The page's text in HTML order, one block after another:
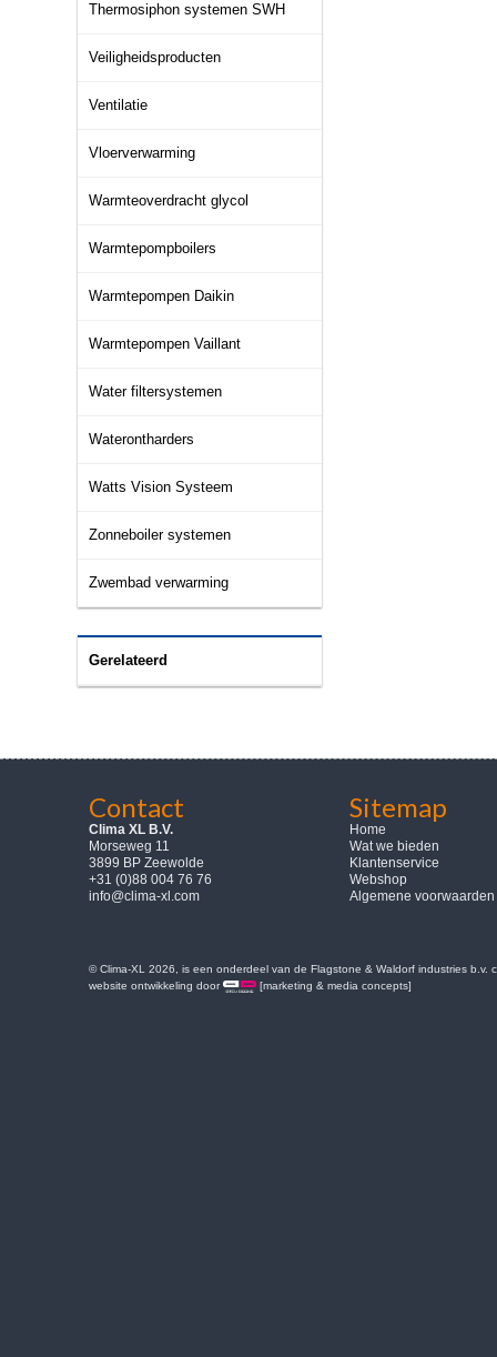
Thermosiphon systemen SWH
Veiligheidsproducten
Ventilatie
Vloerverwarming
Warmteoverdracht glycol
Warmtepompboilers
Warmtepompen Daikin
Warmtepompen Vaillant
Water filtersystemen
Waterontharders
Watts Vision Systeem
Zonneboiler systemen
Zwembad verwarming
Gerelateerd
Contact
Clima XL B.V.
Morseweg 11
3899 BP Zeewolde
+31 (0)88 004 76 76
info@clima-xl.com
Sitemap
Home
Wat we bieden
Klantenservice
Webshop
Algemene voorwaarden
© Clima-XL 2026, is een onderdeel van de Flagstone & Waldorf industries b.v.
website ontwikkeling door
[marketing & media concepts]